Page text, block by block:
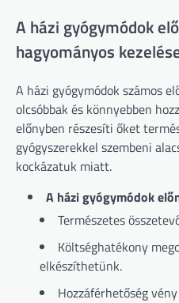
A házi gyógymódok
hagyományos
A házi gyógymódok számos
olcsóbbak és könnyebben
előnyben részesíti őket
gyógyszerekkel szembeni
kockázatuk miatt.
A házi gyógymódok
Természetes
Költséghatékony
elkészíthetünk.
Hozzáférhetőség